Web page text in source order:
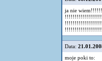
ja nie
Data:
moje poki to: